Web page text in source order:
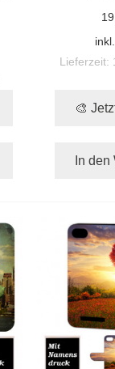
Lieferzeit:
🎨
In